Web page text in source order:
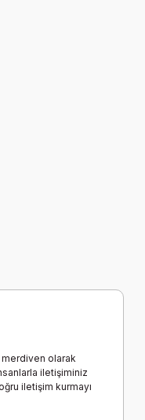
olarak
iletişiminiz
iletişim kurmayı